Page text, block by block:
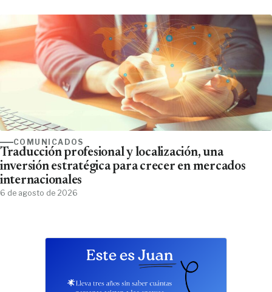
COMUNICADOS
Traducción profesional y localización, una
inversión estratégica para crecer en mercados
internacionales
6 de agosto de 2026